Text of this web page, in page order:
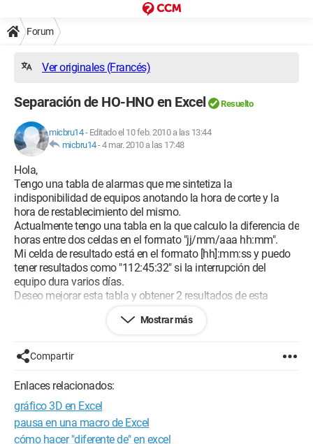
Forum
Ver originales (Francés)
Separación de HO-HNO en Excel Resuelto
micbru14- Editado el 10 feb. 2010 a las 13:44
micbru14-4 mar. 2010 a las 17:48
Hola,
Tengo una tabla de alarmas que me sintetiza la
indisponibilidad de equipos anotando la hora de corte y la
hora de restablecimiento del mismo.
Actualmente tengo una tabla en la que calculo la diferencia de
horas entre dos celdas en el formato "jj/mm/aaa hh:mm".
Mi celda de resultado está en el formato [hh]:mm:ss y puedo
tener resultados como "112:45:32" si la interrupción del
equipo dura varios días.
Deseo mejorar esta tabla y obtener 2 resultados de esta
- en una celda la duración de la interrupción en horas no
día siguiente, así como el fin de semana de viernes 18h00 a
lunes 8h00.
- en la celda adyacente la duración de la interrupción en horas
laborables (HO), es decir, de lunes a viernes de 8h00 a 18h00.
Gracias por su ayuda
Mostrar más
Compartir
Enlaces relacionados:
gráfico 3D en Excel
pausa en una macro de Excel
cómo hacer "diferente de" en excel